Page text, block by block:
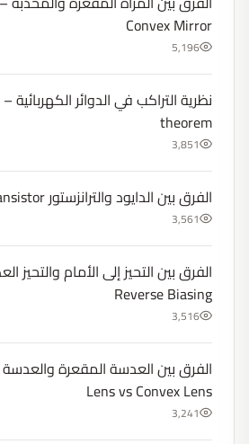
Convex Mirror
5,196
theorem
3,851
الفرق بين الدايود والترانزستور Diode vs Transistor
3,561
Reverse Biasing
3,516
Lens vs Convex Lens
3,241